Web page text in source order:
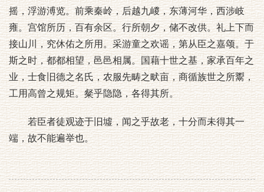
摇，浮游溥览。前乘秦岭，后越九嵕，东薄河华，西涉岐
雍。宫馆所历，百有余区。行所朝夕，储不改供。礼上下而
接山川，究休佑之所用。采游童之欢谣，第从臣之嘉颂。于
斯之时，都都相望，邑邑相属。国藉十世之基，家承百年之
业，士食旧德之名氏，农服先畴之畎亩，商循族世之所鬻，
工用高曾之规矩。粲乎隐隐，各得其所。
若臣者徒观迹于旧墟，闻之乎故老，十分而未得其一
端，故不能遍举也。